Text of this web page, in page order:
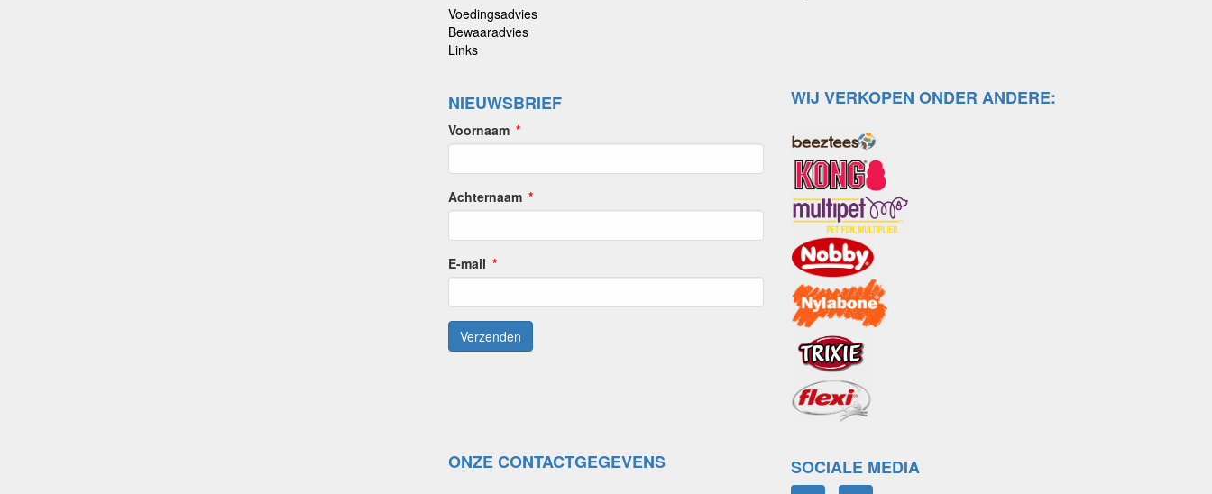
Voedingsadvies
Bewaaradvies
Links
NIEUWSBRIEF
Voornaam
Achternaam
E-mail
WIJ VERKOPEN ONDER ANDERE:
ONZE CONTACTGEGEVENS SOCIALE MEDIA